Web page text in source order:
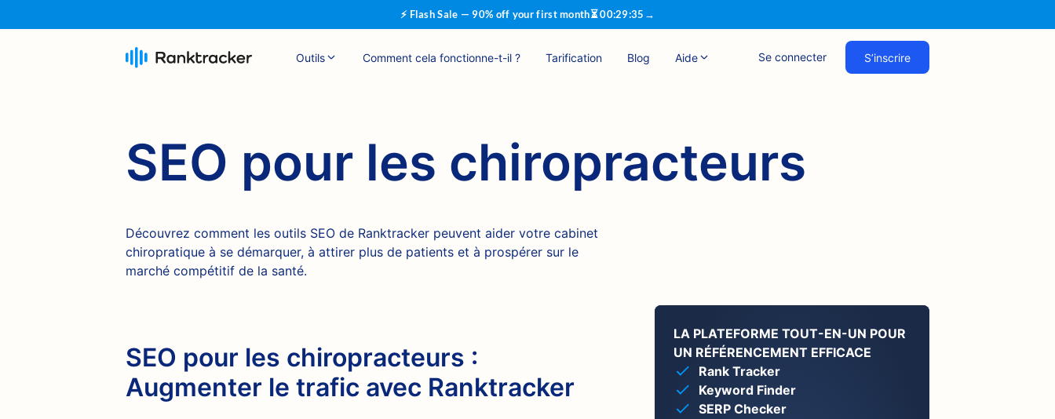
⚡ Flash Sale — 90% off your first month⏳00:29:34 →
Outils Comment cela fonctionne-t-il ? Tarification Blog Aide Se connecter S’inscrire
SEO pour les chiropracteurs
Découvrez comment les outils SEO de Ranktracker peuvent aider votre cabinet
chiropratique à se démarquer, à attirer plus de patients et à prospérer sur le
marché compétitif de la santé.
SEO pour les chiropracteurs :
Augmenter le trafic avec Ranktracker
LA PLATEFORME TOUT-EN-UN POUR
UN RÉFÉRENCEMENT EFFICACE
Rank Tracker
Keyword Finder
SERP Checker